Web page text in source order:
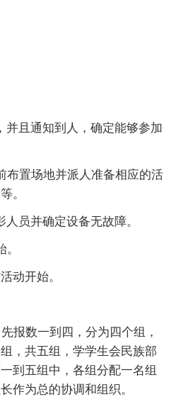
并且通知到人，确定能够参加
布置场地并派人准备相应的活
。
员并确定设备无故障。
动开始。
报数一到四，分为四个组，
，共五组，学学生会民族部
到五组中，各组分配一名组
作为总的协调和组织。